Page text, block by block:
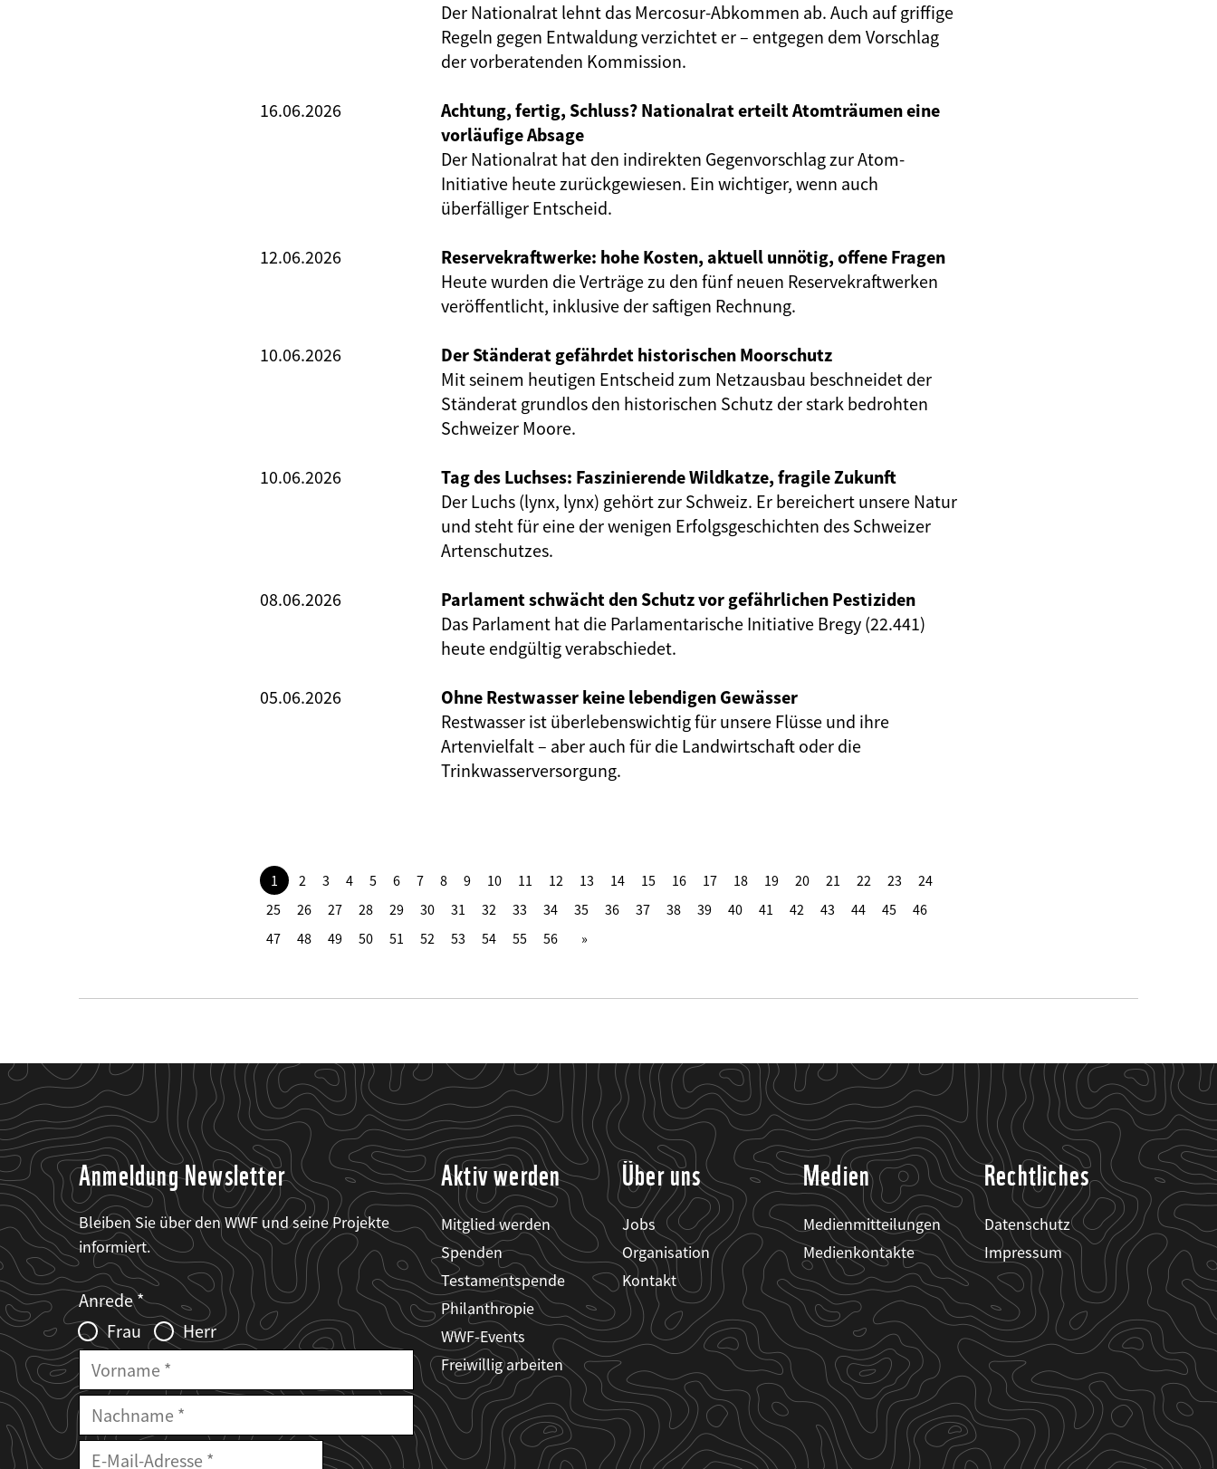
Der Nationalrat lehnt das Mercosur-Abkommen ab. Auch auf griffige
Regeln gegen Entwaldung verzichtet er – entgegen dem Vorschlag
der vorberatenden Kommission.
16.06.2026
Achtung, fertig, Schluss? Nationalrat erteilt Atomträumen eine
vorläufige Absage
Der Nationalrat hat den indirekten Gegenvorschlag zur Atom-
Initiative heute zurückgewiesen. Ein wichtiger, wenn auch
überfälliger Entscheid.
12.06.2026
Reservekraftwerke: hohe Kosten, aktuell unnötig, offene Fragen
Heute wurden die Verträge zu den fünf neuen Reservekraftwerken
veröffentlicht, inklusive der saftigen Rechnung.
10.06.2026
Der Ständerat gefährdet historischen Moorschutz
Mit seinem heutigen Entscheid zum Netzausbau beschneidet der
Ständerat grundlos den historischen Schutz der stark bedrohten
Schweizer Moore.
10.06.2026
Tag des Luchses: Faszinierende Wildkatze, fragile Zukunft
Der Luchs (lynx, lynx) gehört zur Schweiz. Er bereichert unsere Natur
und steht für eine der wenigen Erfolgsgeschichten des Schweizer
Artenschutzes.
08.06.2026
Parlament schwächt den Schutz vor gefährlichen Pestiziden
Das Parlament hat die Parlamentarische Initiative Bregy (22.441)
heute endgültig verabschiedet.
05.06.2026
Ohne Restwasser keine lebendigen Gewässer
Restwasser ist überlebenswichtig für unsere Flüsse und ihre
Artenvielfalt – aber auch für die Landwirtschaft oder die
Trinkwasserversorgung.
1 2 3 4 5 6 7 8 9 10 11 12 13 14 15 16 17 18 19 20 21 22 23
24
25
26 27 28 29 30 31 32 33 34 35 36 37 38 39 40 41 42 43 44 45
46
47
48 49 50 51 52 53 54 55 56
Anmeldung Newsletter
Bleiben Sie über den WWF und seine Projekte
informiert.
Web2Case
Infofelder
Fieldset
anrede_name
Anrede
Frau
Herr
Vorname
Nachname
E-
Mailadresse
Aktiv werden
Mitglied werden
Spenden
Testamentspende
Philanthropie
WWF-Events
Freiwillig arbeiten
Über uns
Jobs
Organisation
Kontakt
Medien
Medienmitteilungen
Medienkontakte
Rechtliches
Datenschutz
Impressum